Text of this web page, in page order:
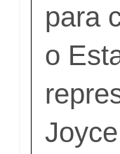
para
o